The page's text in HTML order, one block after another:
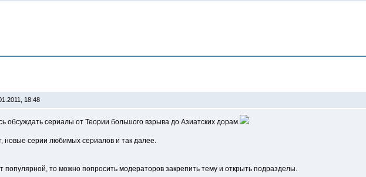
18:48
обсуждать сериалы от Теории большого взрыва до Азиатских дорам.
новые серии любимых сериалов и так далее.
популярной, то можно попросить модераторов закрепить тему и открыть подразделы.